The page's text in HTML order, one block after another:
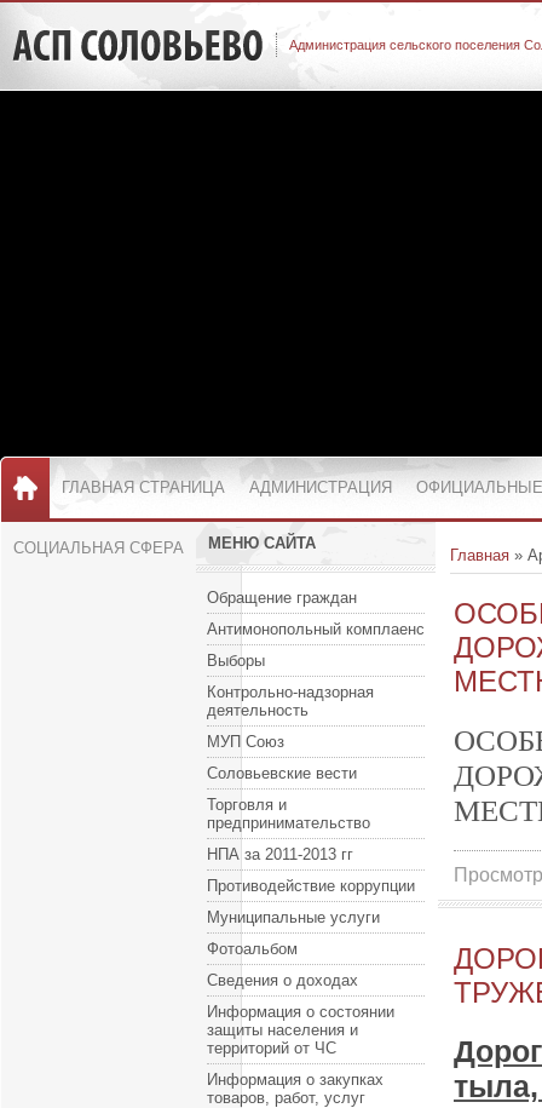
Администрация сельского поселения
ГЛАВНАЯ СТРАНИЦА АДМИНИСТРАЦИЯ
СОЦИАЛЬНАЯ СФЕРА МЕНЮ САЙТА
Обращение граждан
Антимонопольный комплаенс
Выборы
Контрольно-надзорная
деятельность
МУП Союз
Соловьевские вести
Торговля и
предпринимательство
НПА за 2011-2013 гг
Противодействие коррупции
Муниципальные услуги
Фотоальбом
Сведения о доходах
Информация о состоянии
защиты населения и
территорий от ЧС
Информация о закупках
товаров, работ, услуг
Главная »